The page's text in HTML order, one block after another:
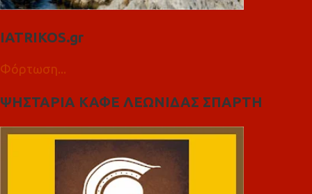
IATRIKOS.gr
Φόρτωση...
ΨΗΣΤΑΡΙΑ ΚΑΦΕ ΛΕΩΝΙΔΑΣ ΣΠΑΡΤΗ